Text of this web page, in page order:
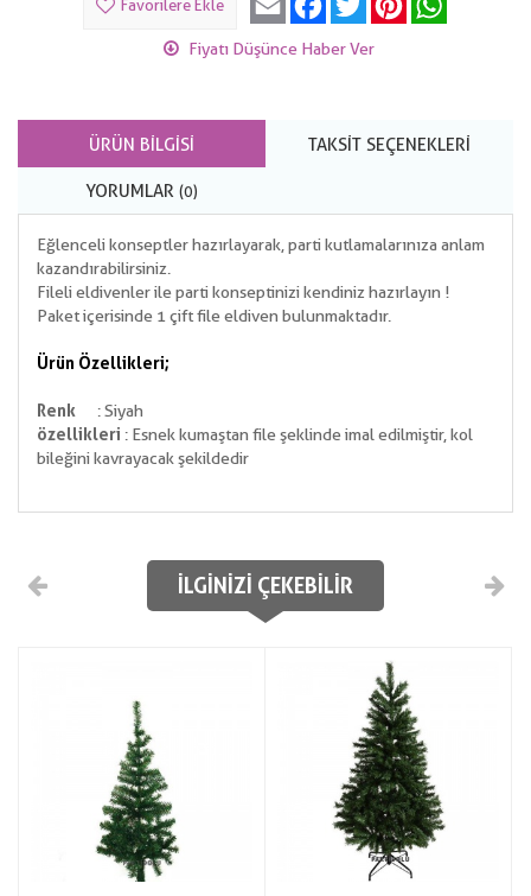
Favorilere Ekle
Fiyatı Düşünce Haber Ver
ÜRÜN BILGISI TAKSIT SEÇENEKLERI
YORUMLAR (0)
Eğlenceli konseptler hazırlayarak, parti kutlamalarınıza anlam
kazandırabilirsiniz.
Fileli eldivenler ile parti konseptinizi kendiniz hazırlayın !
Paket içerisinde 1 çift file eldiven bulunmaktadır.
Ürün Özellikleri;
Renk
: Siyah
özellikleri : Esnek kumaştan file şeklinde imal edilmiştir, kol
bileğini kavrayacak şekildedir
İLGINIZI ÇEKEBILIR